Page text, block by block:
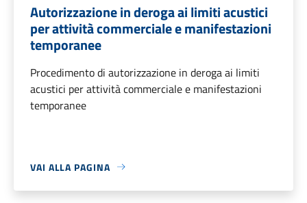
Autorizzazione in deroga ai limiti acustici
per attività commerciale e manifestazioni
temporanee
Procedimento di autorizzazione in deroga ai limiti
acustici per attività commerciale e manifestazioni
temporanee
VAI ALLA PAGINA